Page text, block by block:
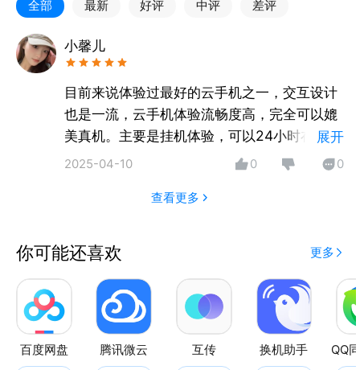
全部 最新 好评 中评 差评
小馨儿
目前来说体验过最好的云手机之一，交互设计
也是一流，云手机体验流畅度高，完全可以媲
美真机。主要是挂机体验，可以24小时在线，
妈妈再也不用担心我肝游戏了。
展开
2025-04-10 0 0
查看更多
你可能还喜欢 更多
百度网盘 腾讯微云 互传 换机助手 QQ